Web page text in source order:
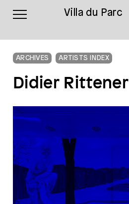
Villa du Parc
ARCHIVES ARTISTS INDEX
Didier Rittener